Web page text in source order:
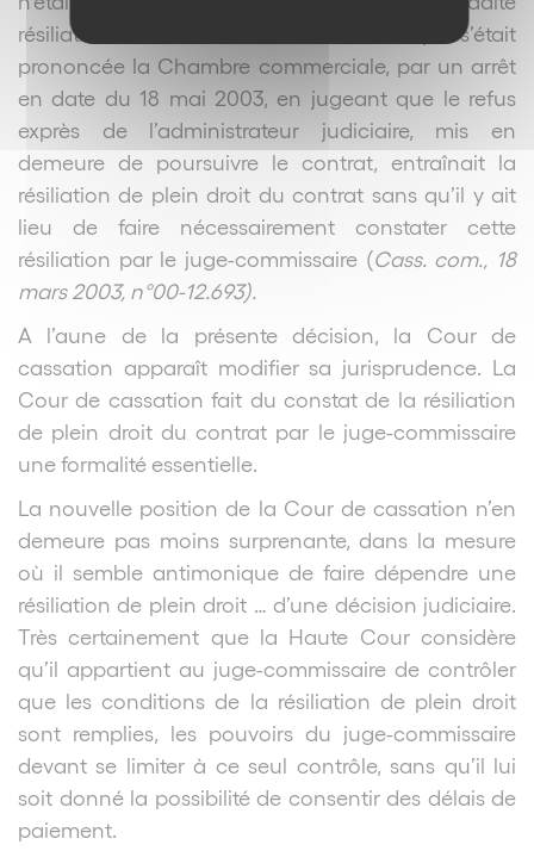
résiliation. C’est d’ailleurs dans ce sens que s’était
prononcée la Chambre commerciale, par un arrêt
en date du 18 mai 2003, en jugeant que le refus
exprès de l’administrateur judiciaire, mis en
demeure de poursuivre le contrat, entraînait la
résiliation de plein droit du contrat sans qu’il y ait
lieu de faire nécessairement constater cette
résiliation par le juge-commissaire (Cass. com., 18
mars 2003, n°00-12.693).
A l’aune de la présente décision, la Cour de
cassation apparaît modifier sa jurisprudence. La
Cour de cassation fait du constat de la résiliation
de plein droit du contrat par le juge-commissaire
une formalité essentielle.
La nouvelle position de la Cour de cassation n’en
demeure pas moins surprenante, dans la mesure
où il semble antimonique de faire dépendre une
résiliation de plein droit … d’une décision judiciaire.
Très certainement que la Haute Cour considère
qu’il appartient au juge-commissaire de contrôler
que les conditions de la résiliation de plein droit
sont remplies, les pouvoirs du juge-commissaire
devant se limiter à ce seul contrôle, sans qu’il lui
soit donné la possibilité de consentir des délais de
paiement.